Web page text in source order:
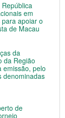
em
apoiar o
de Macau
da
da Região
emissão, pelo
denominadas
de